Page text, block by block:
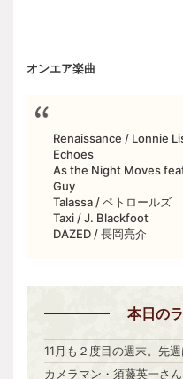
オンエア楽曲
Renaissance / Lonnie
Echoes
As the Night Moves
Guy
Talassa / ペトロールズ
Taxi / J. Blackfoot
DAZED / 長岡亮介
本日の
11月も２度目の週末。先
カメラマン・須藤英一さ